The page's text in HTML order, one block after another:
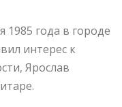
года в городе
интерес к
Ярослав